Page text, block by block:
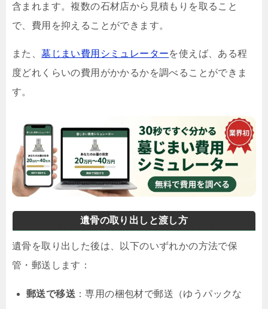
含まれます。複数の石材店から見積もりを取ること
で、費用を抑えることができます。
また、墓じまい費用シミュレーターを使えば、ある程
度どれくらいの費用がかかるかを調べることができま
す。
遺骨の取り出しと渡し方
遺骨を取り出した後は、以下のいずれかの方法で保
管・郵送します：
郵送で移送 ：専用の梱包材で郵送（ゆうパックな